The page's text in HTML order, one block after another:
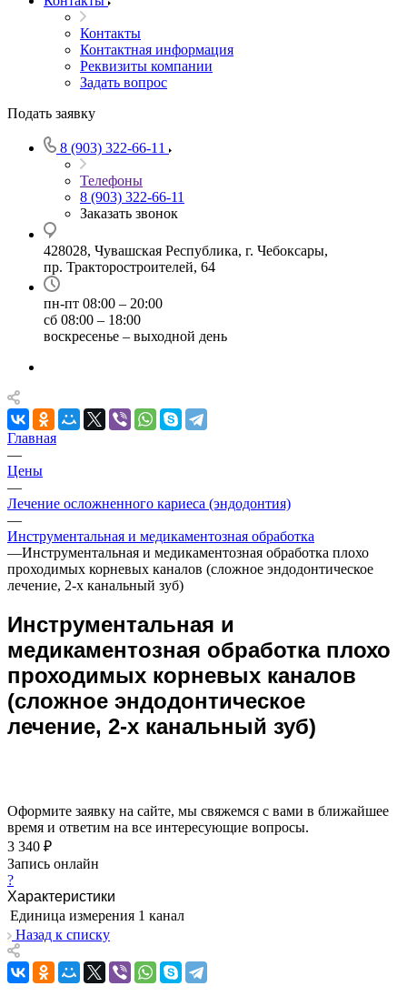
Контакты
Контактная информация
Реквизиты компании
Задать вопрос
Подать заявку
8 (903) 322-66-11
Телефоны
8 (903) 322-66-11
Заказать звонок
428028, Чувашская Республика, г. Чебоксары,
пр. Тракторостроителей, 64
пн-пт 08:00 – 20:00
сб 08:00 – 18:00
воскресенье – выходной день
Главная
—
Цены
—
Лечение осложненного кариеса (эндодонтия)
—
Инструментальная и медикаментозная обработка
—Инструментальная и медикаментозная обработка плохо
проходимых корневых каналов (сложное эндодонтическое
лечение, 2-х канальный зуб)
Инструментальная и
медикаментозная обработка плохо
проходимых корневых каналов
(сложное эндодонтическое
лечение, 2-х канальный зуб)
Оформите заявку на сайте, мы свяжемся с вами в ближайшее
время и ответим на все интересующие вопросы.
3 340 ₽
Запись онлайн
?
Характеристики
Единица измерения 1 канал
Назад к списку